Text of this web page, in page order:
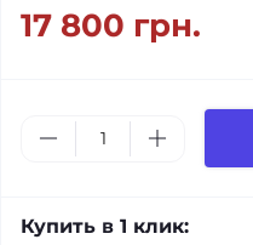
17 800 грн.
Купить в 1 клик: